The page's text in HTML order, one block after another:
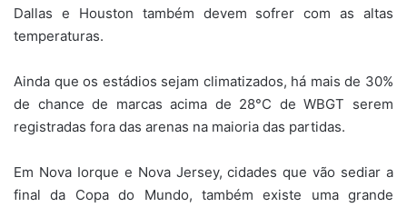
Dallas e Houston também devem sofrer com as altas
temperaturas.
Ainda que os estádios sejam climatizados, há mais de 30%
de chance de marcas acima de 28°C de WBGT serem
registradas fora das arenas na maioria das partidas.
Em Nova Iorque e Nova Jersey, cidades que vão sediar a
final da Copa do Mundo, também existe uma grande